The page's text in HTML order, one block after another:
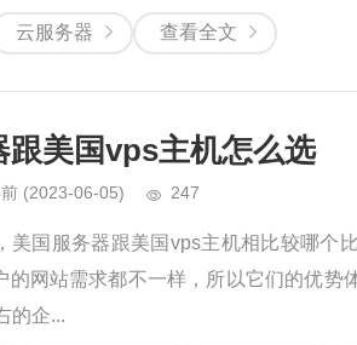
云服务器 查看全文
跟美国vps主机怎么选
(2023-06-05) 247
美国服务器跟美国vps主机相比较哪个
的网站需求都不一样，所以它们的优势
的企...